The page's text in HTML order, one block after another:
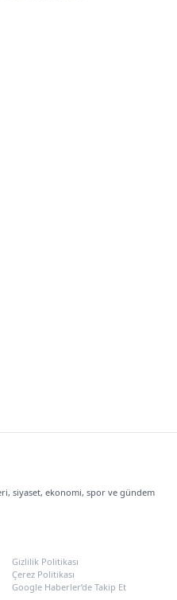
siyaset, ekonomi, spor ve gündem
Gizlilik Politikası
Çerez Politikası
Google Haberler’de Takip Et